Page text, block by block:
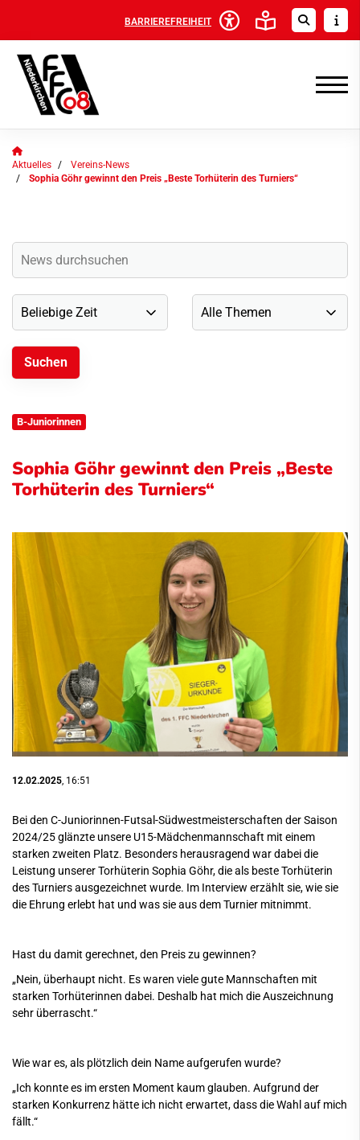
BARRIEREFREIHEIT
Aktuelles
Vereins-News
Sophia Göhr gewinnt den Preis „Beste Torhüterin des Turniers“
B-Juniorinnen
Sophia Göhr gewinnt den Preis „Beste
Torhüterin des Turniers“
12.02.2025 , 16:51
Bei den C-Juniorinnen-Futsal-Südwestmeisterschaften der Saison
2024/25 glänzte unsere U15-Mädchenmannschaft mit einem
starken zweiten Platz. Besonders herausragend war dabei die
Leistung unserer Torhüterin Sophia Göhr, die als beste Torhüterin
des Turniers ausgezeichnet wurde. Im Interview erzählt sie, wie sie
die Ehrung erlebt hat und was sie aus dem Turnier mitnimmt.
Hast du damit gerechnet, den Preis zu gewinnen?
„Nein, überhaupt nicht. Es waren viele gute Mannschaften mit
starken Torhüterinnen dabei. Deshalb hat mich die Auszeichnung
sehr überrascht.“
Wie war es, als plötzlich dein Name aufgerufen wurde?
„Ich konnte es im ersten Moment kaum glauben. Aufgrund der
starken Konkurrenz hätte ich nicht erwartet, dass die Wahl auf mich
fällt.“